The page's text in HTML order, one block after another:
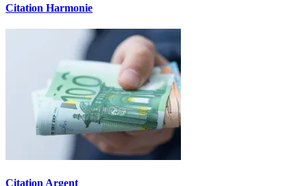
Citation Harmonie
Citation Argent